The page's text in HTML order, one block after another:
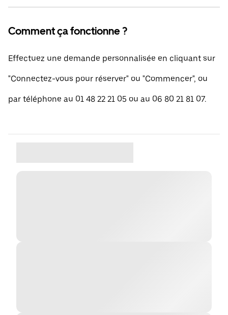
Comment ça fonctionne ?
Effectuez une demande personnalisée en cliquant sur
"Connectez-vous pour réserver" ou "Commencer", ou
par téléphone au 01 48 22 21 05 ou au 06 80 21 81 07.